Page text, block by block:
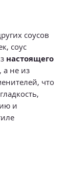
соусов
соус
настоящего
, а не из
что
и